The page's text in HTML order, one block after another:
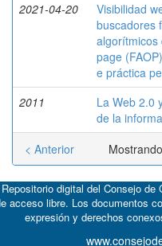
2021-04-20
Visibilidad
buscadores
algorítmicos
page
e práctica
2011
La Web 2.0
de la
< Anterior
digital del Consejo
acceso libre. Los documentos
expresión y derechos